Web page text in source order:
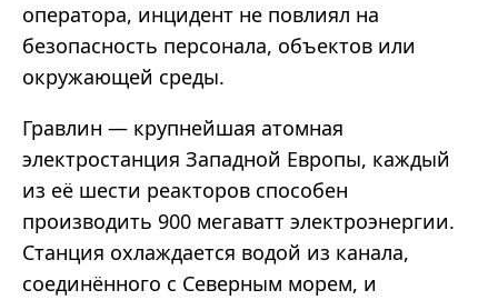
оператора, инцидент не повлиял на
безопасность персонала, объектов или
окружающей среды.
Гравлин — крупнейшая атомная
электростанция Западной Европы, каждый
из её шести реакторов способен
производить 900 мегаватт электроэнергии.
Станция охлаждается водой из канала,
соединённого с Северным морем, и